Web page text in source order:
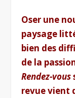
Oser une
paysage
bien des
de la
Rendez-vous
revue vient